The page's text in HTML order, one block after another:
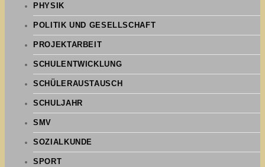
PHYSIK
POLITIK UND GESELLSCHAFT
PROJEKTARBEIT
SCHULENTWICKLUNG
SCHÜLERAUSTAUSCH
SCHULJAHR
SMV
SOZIALKUNDE
SPORT